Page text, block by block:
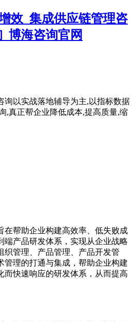
询以实战落地辅导为主,以指标数据
,真正帮企业降低成本,提高质量,缩
在帮助企业构建高效率、低失败成
端产品研发体系，实现从企业战略
织管理、产品管理、产品开发管
管理的打通与集成，帮助企业构建
而快速响应的研发体系，从而提高